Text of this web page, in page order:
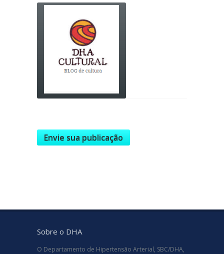
Envie sua publicação
Sobre o DHA
O Departamento de Hipertensão Arterial, SBC/DHA,